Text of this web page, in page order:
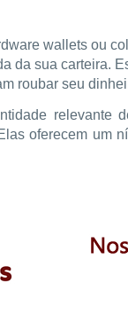
wallets ou
da sua carteira.
roubar seu
relevante
oferecem um